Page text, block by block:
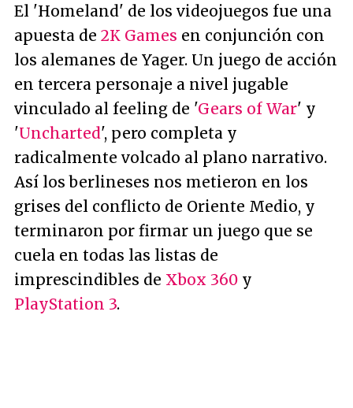
El 'Homeland' de los videojuegos fue una
apuesta de 2K Games en conjunción con
los alemanes de Yager. Un juego de acción
en tercera personaje a nivel jugable
vinculado al feeling de 'Gears of War' y
'Uncharted', pero completa y
radicalmente volcado al plano narrativo.
Así los berlineses nos metieron en los
grises del conflicto de Oriente Medio, y
terminaron por firmar un juego que se
cuela en todas las listas de
imprescindibles de Xbox 360 y
PlayStation 3.